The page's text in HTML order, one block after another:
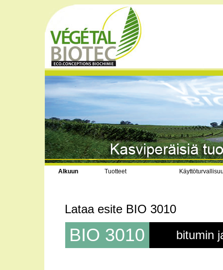
Alkuun Tuotteet
Lataa esite BIO 3010
BIO 3010 bitumin